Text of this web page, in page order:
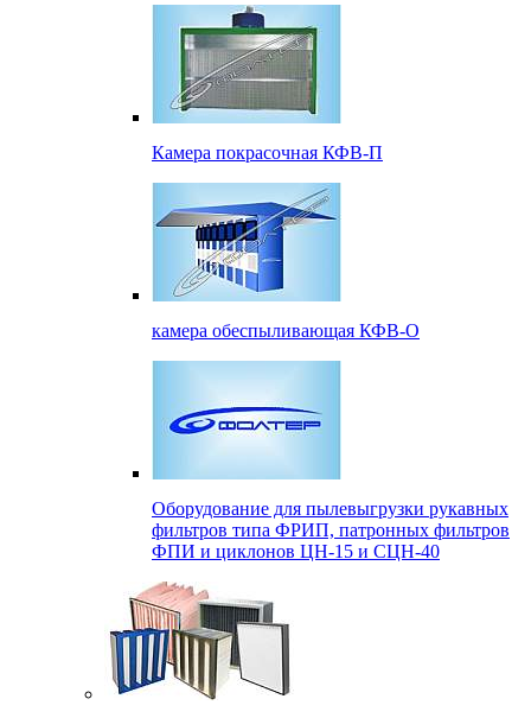
Камера покрасочная КФВ-П
камера обеспыливающая КФВ-О
Оборудование для пылевыгрузки рукавных
фильтров типа ФРИП, патронных фильтров
ФПИ и циклонов ЦН-15 и СЦН-40